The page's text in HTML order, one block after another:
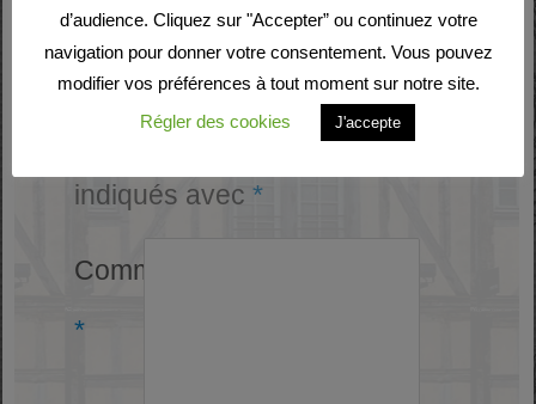
Votre adresse e-mail ne
sera pas publiée.
Les
champs obligatoires sont
indiqués avec*
Commentaire
*
d’audience. Cliquez sur "Accepter” ou continuez votre
navigation pour donner votre consentement. Vous pouvez
modifier vos préférences à tout moment sur notre site.
Régler des cookies
J'accepte